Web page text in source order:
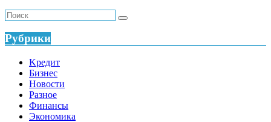
это,
Рубрики
Kредит
Бизнес
Новости
Разное
Финансы
Экономика